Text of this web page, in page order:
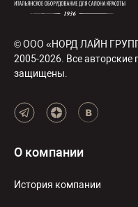
© ООО «НОРД ЛАЙН
2005-2026. Все авторские
защищены.
О компании
История компании